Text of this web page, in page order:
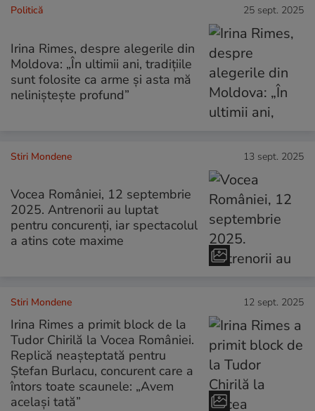
Politică 25 sept. 2025
Irina Rimes, despre alegerile din
Moldova: „În ultimii ani, tradițiile
sunt folosite ca arme și asta mă
neliniștește profund”
Stiri Mondene 13 sept. 2025
Vocea României, 12 septembrie
2025. Antrenorii au luptat
pentru concurenți, iar spectacolul
a atins cote maxime
Stiri Mondene 12 sept. 2025
Irina Rimes a primit block de la
Tudor Chirilă la Vocea României.
Replică neașteptată pentru
Ștefan Burlacu, concurent care a
întors toate scaunele: „Avem
același tată”